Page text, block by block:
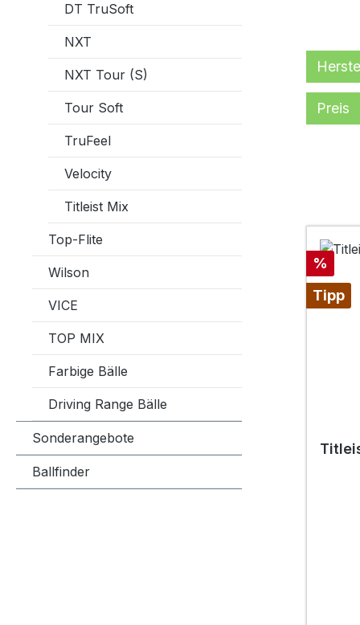
DT TruSoft
NXT
NXT Tour (S)
Tour Soft
TruFeel
Velocity
Titleist Mix
Top-Flite
Wilson
VICE
TOP MIX
Farbige Bälle
Driving Range Bälle
Sonderangebote
Ballfinder
Preis
Rabatt
%
Tipp